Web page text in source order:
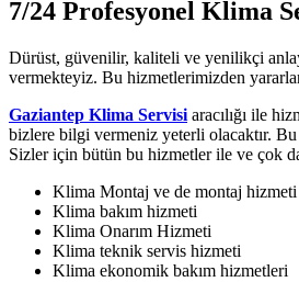
7/24 Profesyonel Klima
Dürüst, güvenilir, kaliteli ve yenilikçi
vermekteyiz. Bu hizmetlerimizden
Gaziantep Klima Servisi aracılığı ile
bizlere bilgi vermeniz yeterli olacaktır. Bu
Sizler için bütün bu hizmetler ile ve çok
Klima Montaj ve de montaj hizmeti
Klima bakım hizmeti
Klima Onarım Hizmeti
Klima teknik servis hizmeti
Klima ekonomik bakım hizmetleri